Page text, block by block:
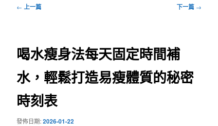
文
← 上一篇 下一篇 →
喝水瘦身法每天固定時間補
水，輕鬆打造易瘦體質的秘密
時刻表
發佈日期:2026-01-22